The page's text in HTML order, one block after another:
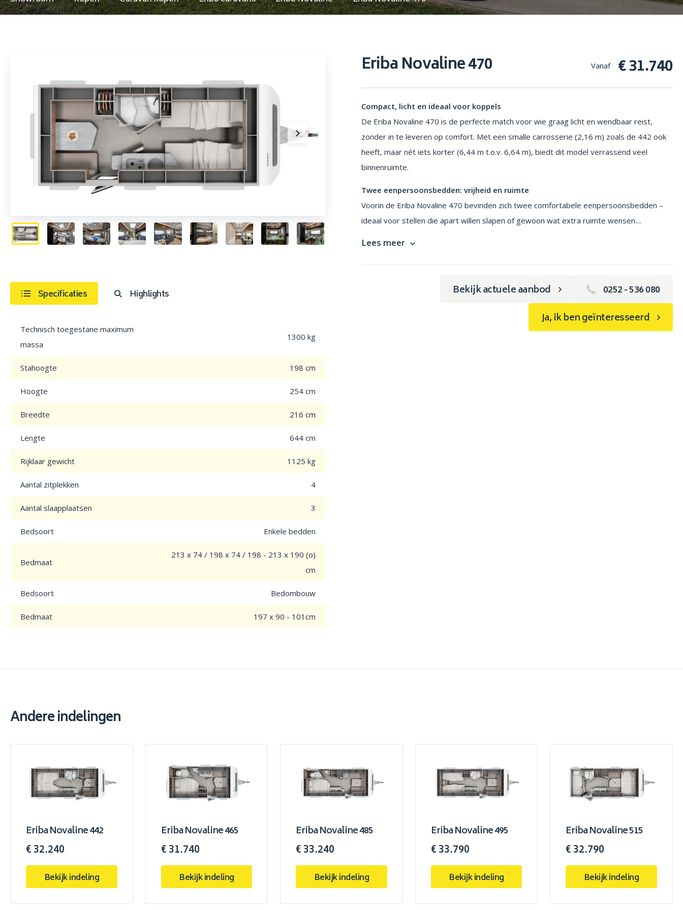
Terug naar Eriba Novaline
Specificaties Highlights
Technisch toegestane maximum
massa
1300 kg
Stahoogte 198 cm
Hoogte 254 cm
Breedte 216 cm
Lengte 644 cm
Rijklaar gewicht 1125 kg
Aantal zitplekken 4
Aantal slaapplaatsen 3
Bedsoort Enkele bedden
Bedmaat
213 x 74 / 198 x 74 / 198 - 213 x 190 (o)
cm
Bedsoort Bedombouw
Bedmaat 197 x 90 - 101cm
Eriba Novaline 470 Vanaf € 31.740
Compact, licht en ideaal voor koppels
De Eriba Novaline 470 is de perfecte match voor wie graag licht en wendbaar reist,
zonder in te leveren op comfort. Met een smalle carrosserie (2,16 m) zoals de 442 ook
heeft, maar nét iets korter (6,44 m t.o.v. 6,64 m), biedt dit model verrassend veel
binnenruimte.
Twee eenpersoonsbedden: vrijheid en ruimte
Voorin de Eriba Novaline 470 bevinden zich twee comfortabele eenpersoonsbedden –
ideaal voor stellen die apart willen slapen of gewoon wat extra ruimte wensen....
Lees meer
Bekijk actuele aanbod
0252 - 536 080
Ja, ik ben geïnteresseerd
Andere indelingen
Eriba Novaline 442
€ 32.240
Bekijk indeling
Eriba Novaline 465
€ 31.740
Bekijk indeling
Eriba Novaline 485
€ 33.240
Bekijk indeling
Eriba Novaline 495
€ 33.790
Bekijk indeling
Eriba Novaline 515
€ 32.790
Bekijk indeling